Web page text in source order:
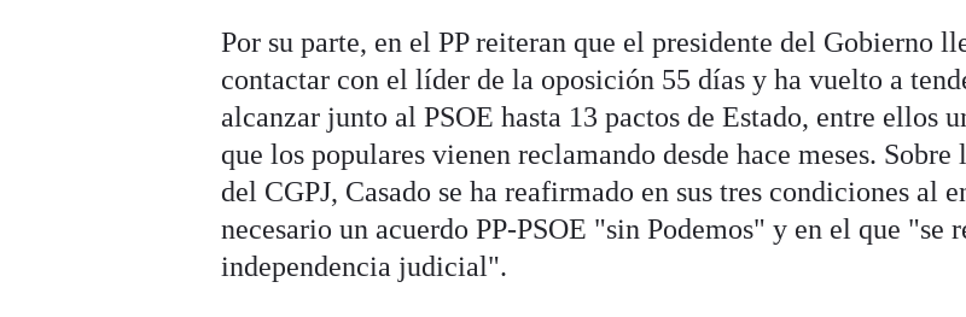
Por su parte, en el PP reiteran que el presidente del Gobierno
contactar con el líder de la oposición 55 días y ha vuelto a
alcanzar junto al PSOE hasta 13 pactos de Estado, entre ellos
que los populares vienen reclamando desde hace meses.
del CGPJ, Casado se ha reafirmado en sus tres condiciones al
necesario un acuerdo PP-PSOE "sin Podemos" y en el que "se
independencia judicial".